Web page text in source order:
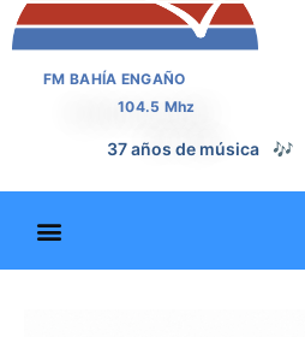
FM BAHÍA ENGAÑO
104.5 Mhz
37 años de noticias 📰